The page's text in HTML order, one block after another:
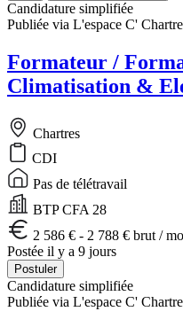
Candidature simplifiée
Publiée via L'espace C'
Formateur /
Climatisation &
Chartres
CDI
Pas de télétravail
BTP CFA 28
2 586 € - 2 788 € brut /
Postée il y a 9 jours
Postuler
Candidature simplifiée
Publiée via L'espace C'